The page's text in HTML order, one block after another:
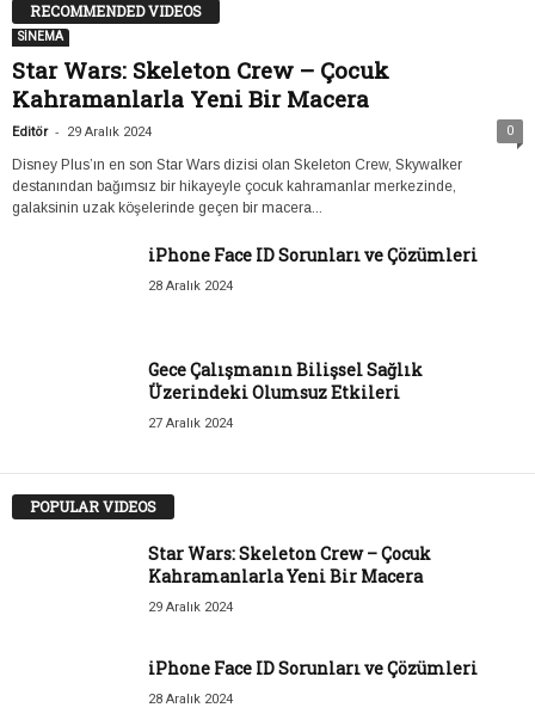
RECOMMENDED VIDEOS
SİNEMA
Star Wars: Skeleton Crew – Çocuk
Kahramanlarla Yeni Bir Macera
Editör - 29 Aralık 2024 0
Disney Plus’ın en son Star Wars dizisi olan Skeleton Crew, Skywalker
destanından bağımsız bir hikayeyle çocuk kahramanlar merkezinde,
galaksinin uzak köşelerinde geçen bir macera...
iPhone Face ID Sorunları ve Çözümleri
28 Aralık 2024
Gece Çalışmanın Bilişsel Sağlık
Üzerindeki Olumsuz Etkileri
27 Aralık 2024
POPULAR VIDEOS
Star Wars: Skeleton Crew – Çocuk
Kahramanlarla Yeni Bir Macera
29 Aralık 2024
iPhone Face ID Sorunları ve Çözümleri
28 Aralık 2024